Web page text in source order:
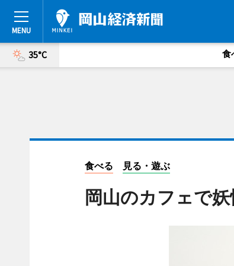
35°C 食
食べる 見る・遊ぶ
岡山のカフェで